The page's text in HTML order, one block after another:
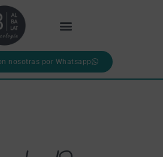
nosotras por Whatsapp